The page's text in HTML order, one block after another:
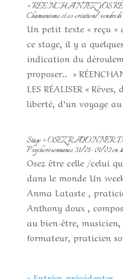
« RÉENCHANTEZ VOS
Chamanisme et co-création/
Un petit texte « reçu
ce stage, il y a
indication du
proposer.. »
LES RÉALISER «
liberté, d’un voyage
Stage « OSEZ RAYONNER
Psychorésonnance 31/01- 01/02 en
Osez être celle /celui
dans le monde Un
Anma Lataste ,
Anthony doux ,
au bien-être, musicien,
formateur, praticien